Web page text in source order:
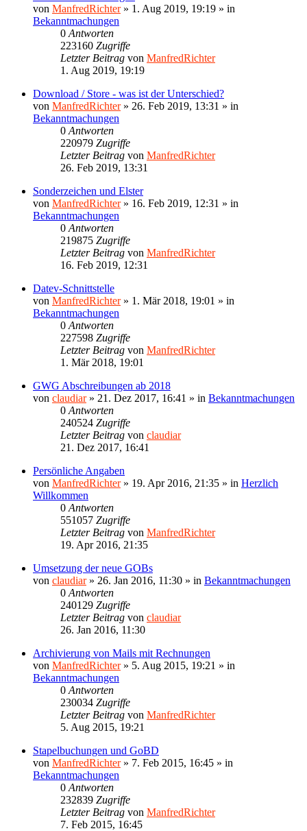
von ManfredRichter» 1. Aug 2019, 19:19 » in
Bekanntmachungen
0 Antworten
223160 Zugriffe
Letzter Beitrag von ManfredRichter
1. Aug 2019, 19:19
Download / Store - was ist der Unterschied?
von ManfredRichter» 26. Feb 2019, 13:31 » in
Bekanntmachungen
0 Antworten
220979 Zugriffe
Letzter Beitrag von ManfredRichter
26. Feb 2019, 13:31
Sonderzeichen und Elster
von ManfredRichter» 16. Feb 2019, 12:31 » in
Bekanntmachungen
0 Antworten
219875 Zugriffe
Letzter Beitrag von ManfredRichter
16. Feb 2019, 12:31
Datev-Schnittstelle
von ManfredRichter» 1. Mär 2018, 19:01 » in
Bekanntmachungen
0 Antworten
227598 Zugriffe
Letzter Beitrag von ManfredRichter
1. Mär 2018, 19:01
GWG Abschreibungen ab 2018
von claudiar» 21. Dez 2017, 16:41 » in Bekanntmachungen
0 Antworten
240524 Zugriffe
Letzter Beitrag von claudiar
21. Dez 2017, 16:41
Persönliche Angaben
von ManfredRichter» 19. Apr 2016, 21:35 » in Herzlich
Willkommen
0 Antworten
551057 Zugriffe
Letzter Beitrag von ManfredRichter
19. Apr 2016, 21:35
Umsetzung der neue GOBs
von claudiar» 26. Jan 2016, 11:30 » in Bekanntmachungen
0 Antworten
240129 Zugriffe
Letzter Beitrag von claudiar
26. Jan 2016, 11:30
Archivierung von Mails mit Rechnungen
von ManfredRichter» 5. Aug 2015, 19:21 » in
Bekanntmachungen
0 Antworten
230034 Zugriffe
Letzter Beitrag von ManfredRichter
5. Aug 2015, 19:21
Stapelbuchungen und GoBD
von ManfredRichter» 7. Feb 2015, 16:45 » in
Bekanntmachungen
0 Antworten
232839 Zugriffe
Letzter Beitrag von ManfredRichter
7. Feb 2015, 16:45